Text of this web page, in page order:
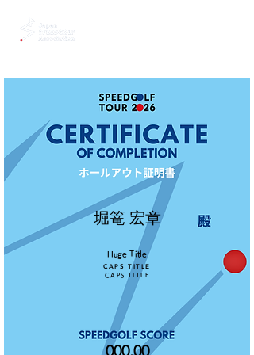
堀篭 宏章
Huge Title
CAPS TITLE
CAPS TITLE
000.00